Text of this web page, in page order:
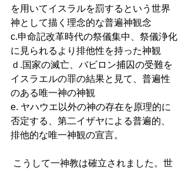
を用いてイスラルを罰するという世界
神として描く理念的な普遍神観念
c.申命記改革時代の祭儀集中、祭儀浄化
に見られるより排他性を持った神観
ｄ.国家の滅亡、バビロン捕囚の受難を
イスラエルの罪の結果と見て、普遍性
のある唯一神の神観
e. ヤハウエ以外の神の存在を原理的に
否定する、第二イザヤによる普遍的、
排他的な唯一神観の宣言。